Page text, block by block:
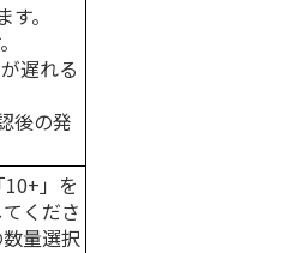
。
遅れる
後の発
」を
くださ
量選択